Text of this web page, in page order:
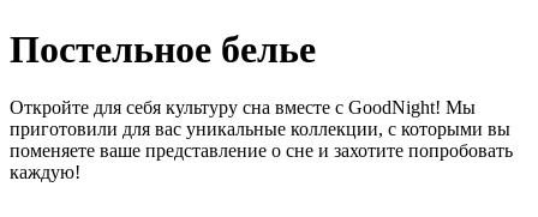
Постельное белье
Откройте для себя культуру сна вместе с GoodNight! Мы
приготовили для вас уникальные коллекции, с которыми вы
поменяете ваше представление о сне и захотите попробовать
каждую!